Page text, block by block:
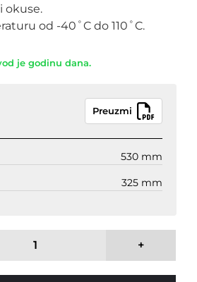
okuse.
od -40˚C do 110˚C.
je godinu dana.
Preuzmi
530 mm
325 mm
+